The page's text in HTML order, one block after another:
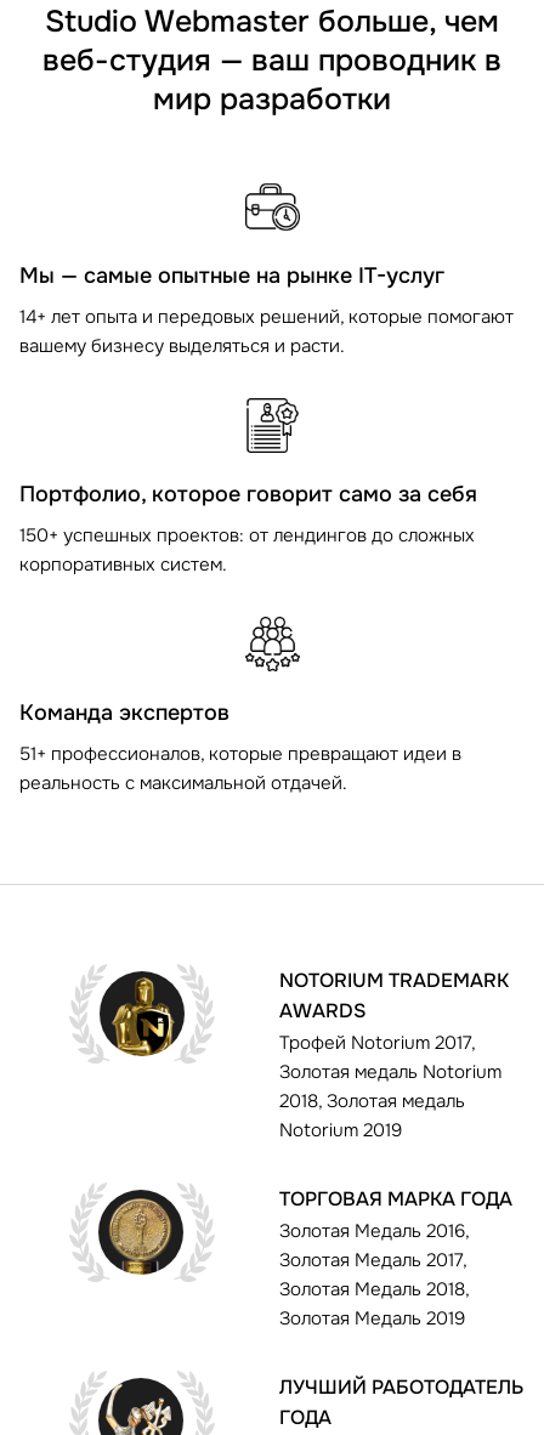
Studio Webmaster больше, чем
веб-студия — ваш проводник в
мир разработки
Мы — самые опытные на рынке IT-услуг
14+ лет опыта и передовых решений, которые помогают
вашему бизнесу выделяться и расти.
Портфолио, которое говорит само за себя
150+ успешных проектов: от лендингов до сложных
корпоративных систем.
Команда экспертов
51+ профессионалов, которые превращают идеи в
реальность с максимальной отдачей.
NOTORIUM TRADEMARK
AWARDS
Трофей Notorium 2017,
Золотая медаль Notorium
2018, Золотая медаль
Notorium 2019
ТОРГОВАЯ МАРКА ГОДА
Золотая Медаль 2016,
Золотая Медаль 2017,
Золотая Медаль 2018,
Золотая Медаль 2019
ЛУЧШИЙ РАБОТОДАТЕЛЬ
ГОДА